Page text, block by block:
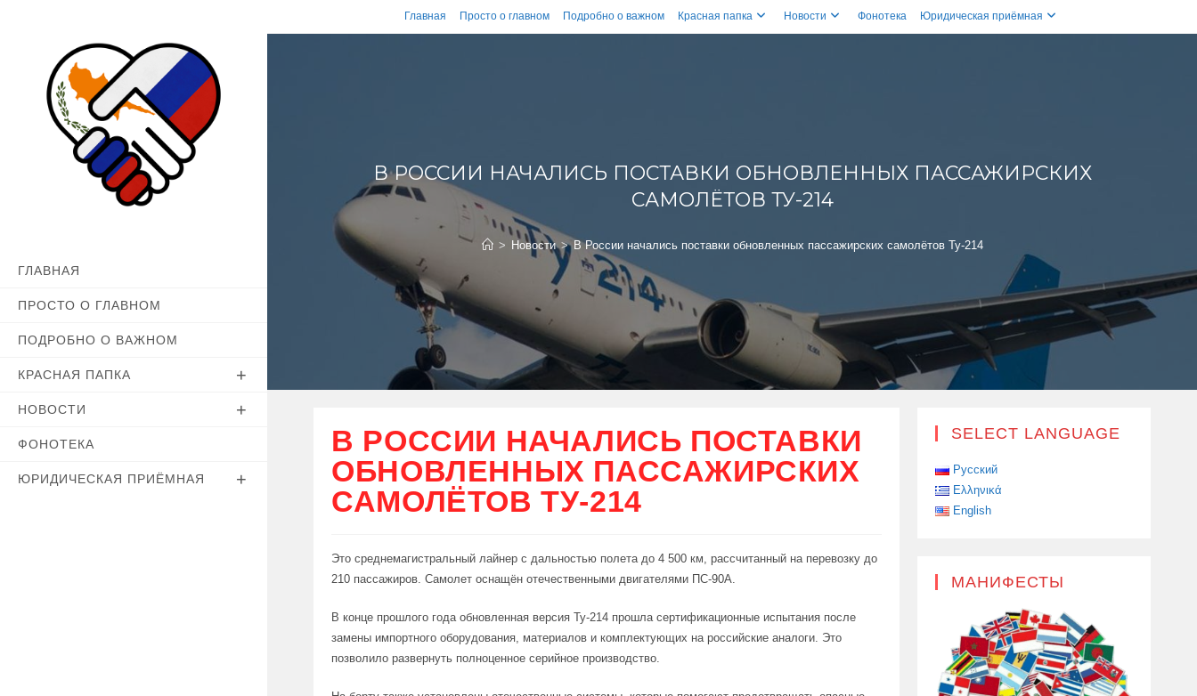
к
Главная Просто о главном Подробно о важном Красная папка Новости Фонотека Юридическая приёмная
ГЛАВНАЯ
ПРОСТО О ГЛАВНОМ
ПОДРОБНО О ВАЖНОМ
КРАСНАЯ ПАПКА
НОВОСТИ
ФОНОТЕКА
ЮРИДИЧЕСКАЯ ПРИЁМНАЯ
В РОССИИ НАЧАЛИСЬ ПОСТАВКИ ОБНОВЛЕННЫХ ПАССАЖИРСКИХ
САМОЛЁТОВ ТУ-214
> Новости > В России начались поставки обновленных пассажирских самолётов Ту-214
В РОССИИ НАЧАЛИСЬ ПОСТАВКИ
ОБНОВЛЕННЫХ ПАССАЖИРСКИХ
САМОЛЁТОВ ТУ-214
Это среднемагистральный лайнер с дальностью полета до 4 500 км, рассчитанный на перевозку до
210 пассажиров. Самолет оснащён отечественными двигателями ПС-90А.
В конце прошлого года обновленная версия Ту-214 прошла сертификационные испытания после
замены импортного оборудования, материалов и комплектующих на российские аналоги. Это
позволило развернуть полноценное серийное производство.
SELECT LANGUAGE
Русский
Ελληνικά
English
МАНИФЕСТЫ